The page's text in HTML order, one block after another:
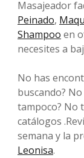
Masajeador
Peinado,
Shampoo en
necesites a
No has
buscando?
tampoco? No
catálogos
semana y la
Leonisa.